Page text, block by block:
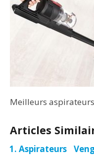
Meilleurs
Articles
Aspirateurs